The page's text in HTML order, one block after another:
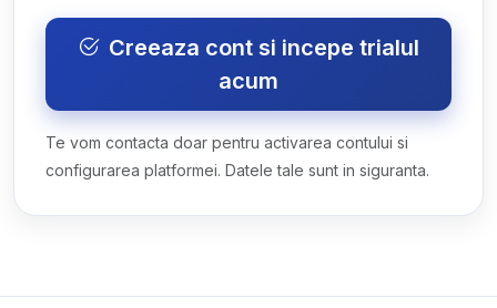
Creeaza cont si incepe trialul
acum
Te vom contacta doar pentru activarea contului si
configurarea platformei. Datele tale sunt in siguranta.